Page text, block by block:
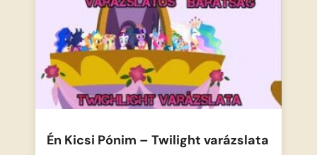
Én Kicsi Pónim – Twilight varázslata